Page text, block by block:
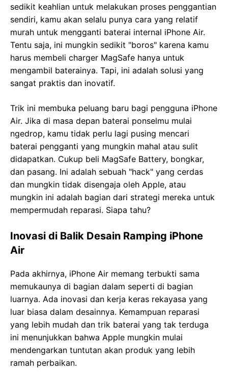
sedikit keahlian untuk melakukan proses penggantian
sendiri, kamu akan selalu punya cara yang relatif
murah untuk mengganti baterai internal iPhone Air.
Tentu saja, ini mungkin sedikit "boros" karena kamu
harus membeli charger MagSafe hanya untuk
mengambil baterainya. Tapi, ini adalah solusi yang
sangat praktis dan inovatif.
Trik ini membuka peluang baru bagi pengguna iPhone
Air. Jika di masa depan baterai ponselmu mulai
ngedrop, kamu tidak perlu lagi pusing mencari
baterai pengganti yang mungkin mahal atau sulit
didapatkan. Cukup beli MagSafe Battery, bongkar,
dan pasang. Ini adalah sebuah "hack" yang cerdas
dan mungkin tidak disengaja oleh Apple, atau
mungkin ini adalah bagian dari strategi mereka untuk
mempermudah reparasi. Siapa tahu?
Inovasi di Balik Desain Ramping iPhone
Air
Pada akhirnya, iPhone Air memang terbukti sama
memukaunya di bagian dalam seperti di bagian
luarnya. Ada inovasi dan kerja keras rekayasa yang
luar biasa dalam desainnya. Kemampuan reparasi
yang lebih mudah dan trik baterai yang tak terduga
ini menunjukkan bahwa Apple mungkin mulai
mendengarkan tuntutan akan produk yang lebih
ramah perbaikan.